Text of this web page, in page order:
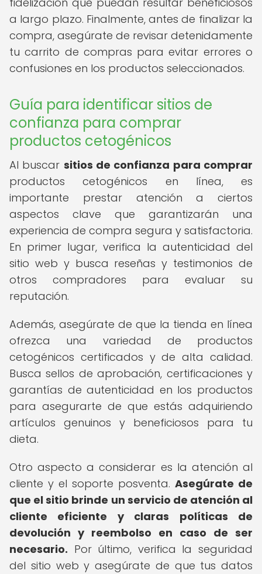
a largo plazo. Finalmente, antes de finalizar la
compra, asegúrate de revisar detenidamente
tu carrito de compras para evitar errores o
confusiones en los productos seleccionados.
Guía para identificar sitios de
confianza para comprar
productos cetogénicos
Al buscar sitios de confianza para comprar
productos cetogénicos en línea, es
importante prestar atención a ciertos
aspectos clave que garantizarán una
experiencia de compra segura y satisfactoria.
En primer lugar, verifica la autenticidad del
sitio web y busca reseñas y testimonios de
otros compradores para evaluar su
reputación.
Además, asegúrate de que la tienda en línea
ofrezca una variedad de productos
cetogénicos certificados y de alta calidad.
Busca sellos de aprobación, certificaciones y
garantías de autenticidad en los productos
para asegurarte de que estás adquiriendo
artículos genuinos y beneficiosos para tu
dieta.
Otro aspecto a considerar es la atención al
cliente y el soporte posventa. Asegúrate de
que el sitio brinde un servicio de atención al
cliente eficiente y claras políticas de
devolución y reembolso en caso de ser
necesario. Por último, verifica la seguridad
del sitio web y asegúrate de que tus datos